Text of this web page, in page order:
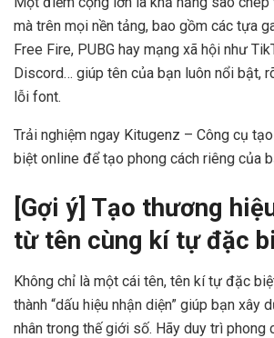
mà trên mọi nền tảng, bao gồm các tựa
Free Fire, PUBG hay mạng xã hội như
Discord… giúp tên của bạn luôn nổi bật,
lỗi font.
Trải nghiệm ngay Kitugenz – Công cụ
biệt online để tạo phong cách riêng của
[Gợi ý] Tạo thương
từ tên cùng kí tự đặc
Không chỉ là một cái tên, tên kí tự đặc
thành “dấu hiệu nhận diện” giúp bạn xây
nhân trong thế giới số. Hãy duy trì phong